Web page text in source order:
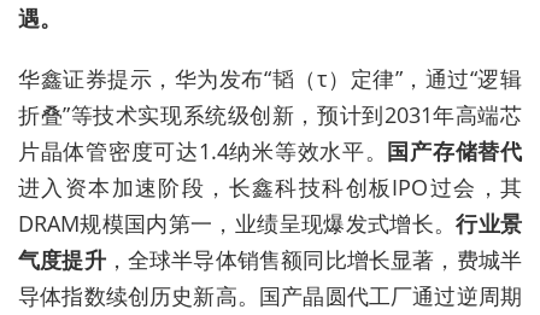
遇。
华鑫证券提示，华为发布“韬（τ）定律”，通过“逻辑
折叠”等技术实现系统级创新，预计到2031年高端芯
片晶体管密度可达1.4纳米等效水平。 国产存储替代
进入资本加速阶段，长鑫科技科创板IPO过会，其
DRAM规模国内第一，业绩呈现爆发式增长。行业景
气度提升，全球半导体销售额同比增长显著，费城半
导体指数续创历史新高。国产晶圆代工厂通过逆周期